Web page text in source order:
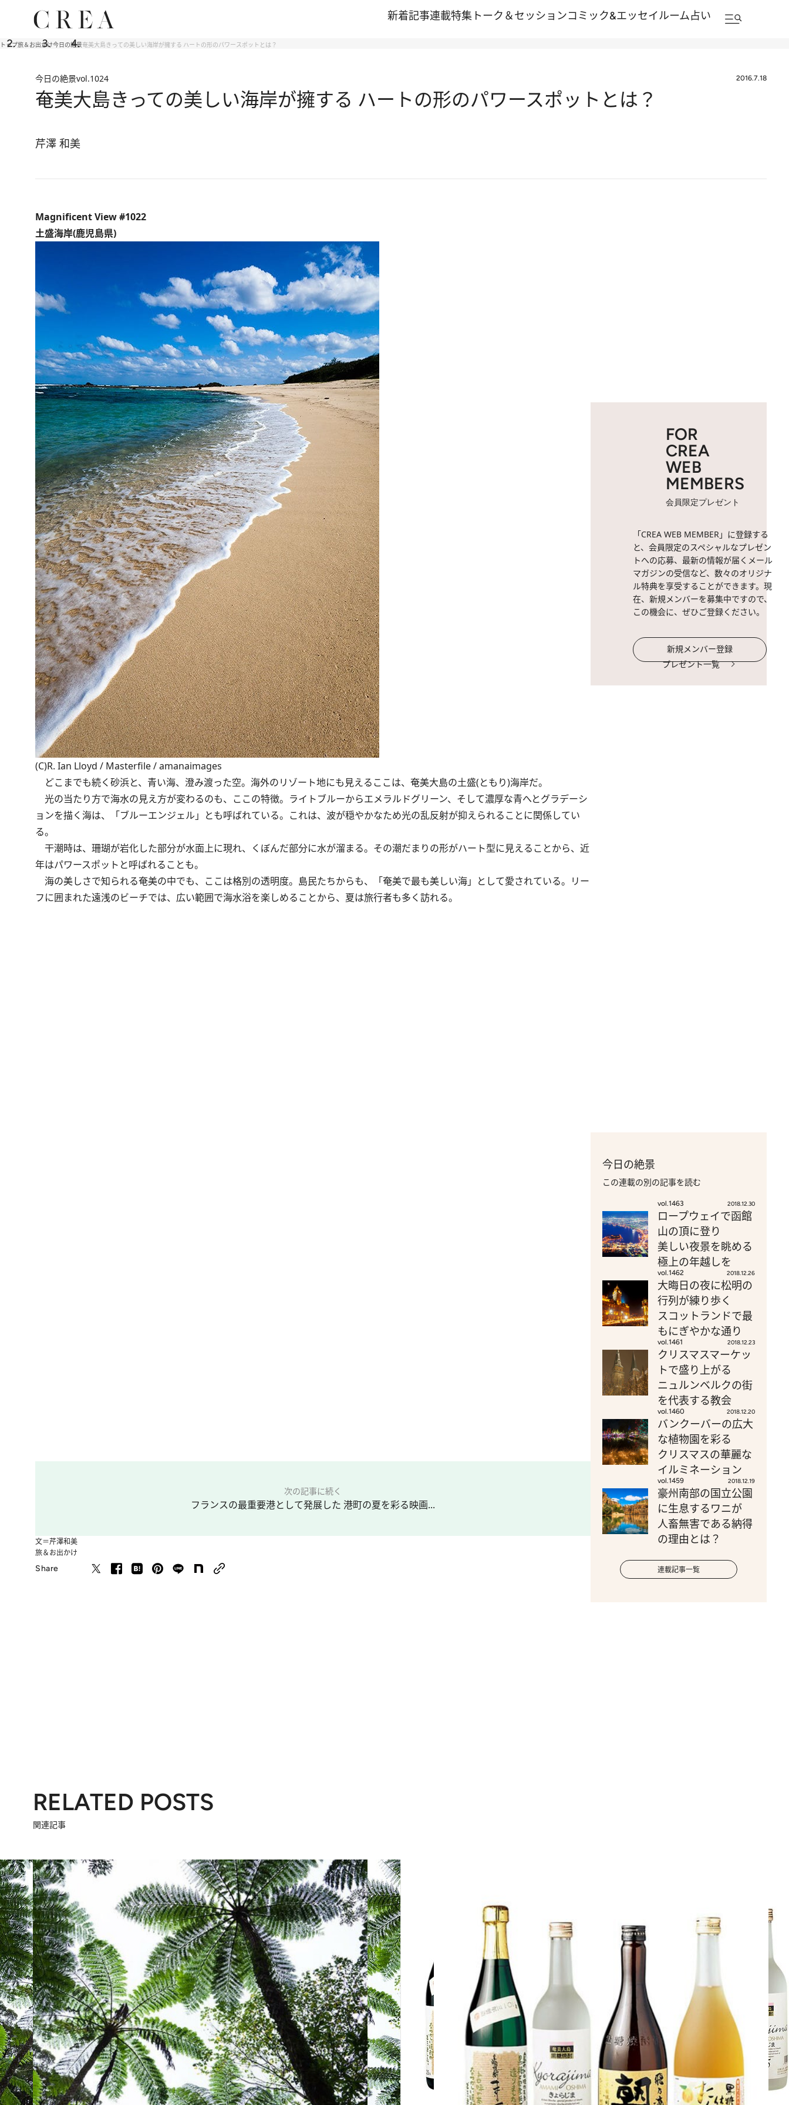
新着記事連載特集 トーク＆セッションコミック&エッセイルーム占い
トップ旅＆お出かけ今日の絶景奄美大島きっての美しい海岸が擁する ハートの形のパワースポットとは？
今日の絶景vol.1024 2016.7.18
奄美大島きっての美しい海岸が擁する ハートの形のパワースポットとは？
芹澤 和美
Magnificent View #1022
土盛海岸(鹿児島県)
(C)R. Ian Lloyd / Masterfile / amanaimages
どこまでも続く砂浜と、青い海、澄み渡った空。海外のリゾート地にも見えるここは、奄美大島の土盛(ともり)海岸だ。
光の当たり方で海水の見え方が変わるのも、ここの特徴。ライトブルーからエメラルドグリーン、そして濃厚な青へとグラデーシ
ョンを描く海は、「ブルーエンジェル」とも呼ばれている。これは、波が穏やかなため光の乱反射が抑えられることに関係してい
る。
干潮時は、珊瑚が岩化した部分が水面上に現れ、くぼんだ部分に水が溜まる。その潮だまりの形がハート型に見えることから、近
年はパワースポットと呼ばれることも。
海の美しさで知られる奄美の中でも、ここは格別の透明度。島民たちからも、「奄美で最も美しい海」として愛されている。リー
フに囲まれた遠浅のビーチでは、広い範囲で海水浴を楽しめることから、夏は旅行者も多く訪れる。
次の記事に続く
フランスの最重要港として発展した 港町の夏を彩る映画...
文＝芹澤和美
旅＆お出かけ
Share
FOR
CREA
WEB
MEMBERS
会員限定プレゼント
「CREA WEB MEMBER」に登録する
と、会員限定のスペシャルなプレゼン
トへの応募、最新の情報が届くメール
マガジンの受信など、数々のオリジナ
ル特典を享受することができます。現
在、新規メンバーを募集中ですので、
この機会に、ぜひご登録ください。
新規メンバー登録
プレゼント一覧
今日の絶景
この連載の別の記事を読む
vol.1463 2018.12.30
ロープウェイで函館
山の頂に登り
美しい夜景を眺める
極上の年越しを
vol.1462 2018.12.26
大晦日の夜に松明の
行列が練り歩く
スコットランドで最
もにぎやかな通り
vol.1461 2018.12.23
クリスマスマーケッ
トで盛り上がる
ニュルンベルクの街
を代表する教会
vol.1460 2018.12.20
バンクーバーの広大
な植物園を彩る
クリスマスの華麗な
イルミネーション
vol.1459 2018.12.19
豪州南部の国立公園
に生息するワニが
人畜無害である納得
の理由とは？
連載記事一覧
RELATED POSTS
関連記事